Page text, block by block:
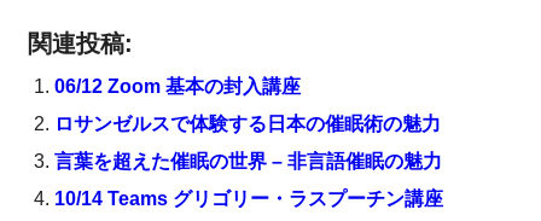
関連投稿:
06/12 Zoom 基本の封入講座
ロサンゼルスで体験する日本の催眠術の魅力
言葉を超えた催眠の世界 – 非言語催眠の魅力
10/14 Teams グリゴリー・ラスプーチン講座